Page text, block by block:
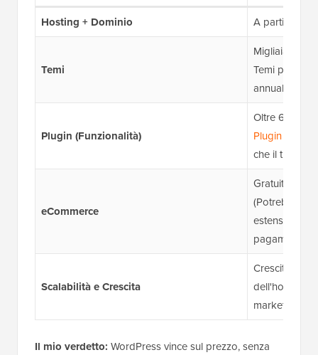
Hosting + Dominio
A partire da
Temi
Migliaia di
Temi
annuale).
Plugin (Funzionalità)
Oltre 60.000
Plugin
che il tuo sito
eCommerce
Gratuito
(Potrebbero
estensioni
pagamento).
Scalabilità e Crescita
Crescita
dell'hosting.
marketing e
Il mio verdetto: WordPress vince sul prezzo, senza